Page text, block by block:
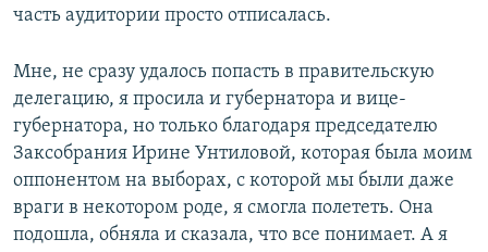
часть аудитории просто отписалась.
Мне, не сразу удалось попасть в правительскую
делегацию, я просила и губернатора и вице-
губернатора, но только благодаря председателю
Заксобрания Ирине Унтиловой, которая была моим
оппонентом на выборах, с которой мы были даже
враги в некотором роде, я смогла полететь. Она
подошла, обняла и сказала, что все понимает. А я